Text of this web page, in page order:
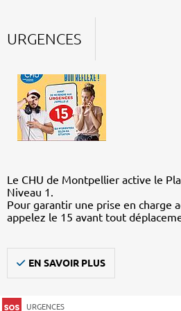
URGENCES
Le CHU de Montpellier active le
Niveau 1.
Pour garantir une prise en charge
appelez le 15 avant tout
EN SAVOIR PLUS
URGENCES